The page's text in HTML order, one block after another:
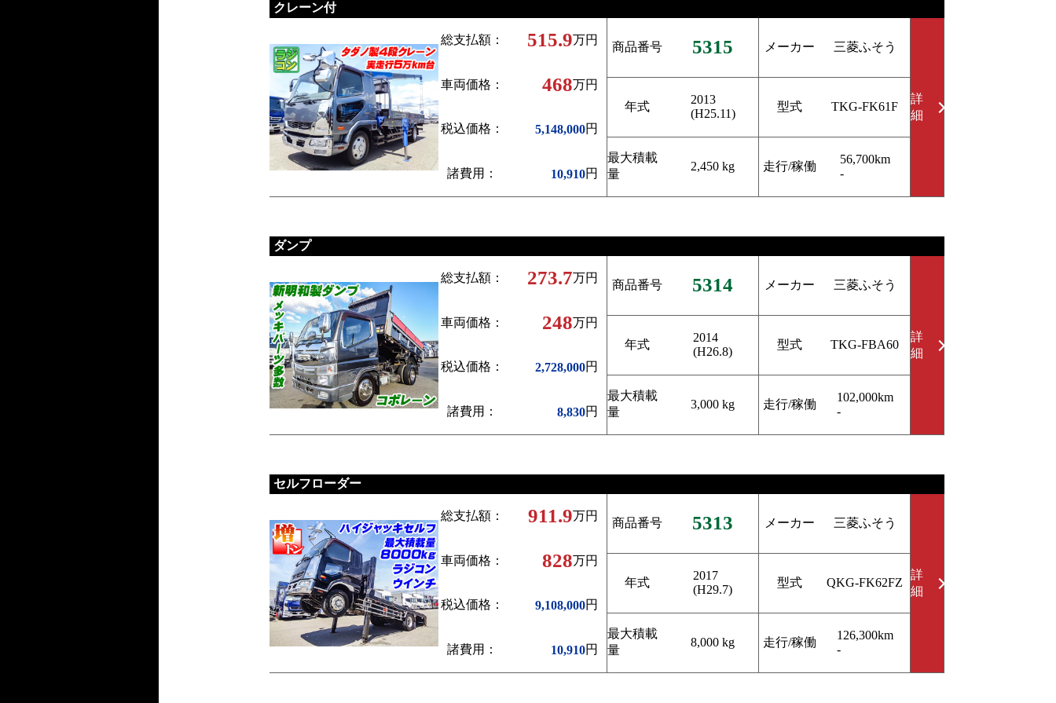
クレーン付
総支払額： 515.9万円
車両価格： 468万円
税込価格： 5,148,000円
諸費用： 10,910円
商品番号 5315 メーカー 三菱ふそう
年式
2013
(H25.11)
型式 TKG-FK61F
最大積載
量
2,450 kg 走行/稼働
56,700km
-
詳
細
ダンプ
総支払額： 273.7万円
車両価格： 248万円
税込価格： 2,728,000円
諸費用： 8,830円
商品番号 5314 メーカー 三菱ふそう
年式
2014
(H26.8)
型式 TKG-FBA60
最大積載
量
3,000 kg 走行/稼働
102,000km
-
詳
細
セルフローダー
総支払額： 911.9万円
車両価格： 828万円
税込価格： 9,108,000円
諸費用： 10,910円
商品番号 5313 メーカー 三菱ふそう
年式
2017
(H29.7)
型式 QKG-FK62FZ
最大積載
量
8,000 kg 走行/稼働
126,300km
-
詳
細